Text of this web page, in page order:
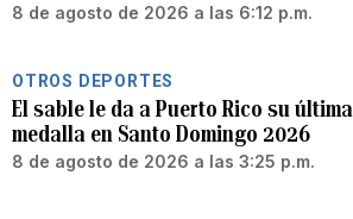
8 de agosto de 2026 a las 6:12 p.m.
OTROS DEPORTES
El sable le da a Puerto Rico su última
medalla en Santo Domingo 2026
8 de agosto de 2026 a las 3:25 p.m.